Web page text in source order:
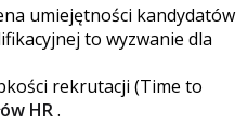
umiejętności kandydatów
to wyzwanie dla
rekrutacji (Time to
HR.